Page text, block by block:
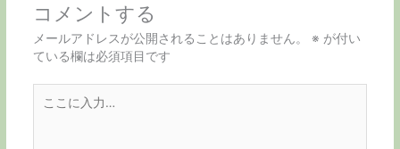
コメントする
メールアドレスが公開されることはありません。 ※ が付い
ている欄は必須項目です